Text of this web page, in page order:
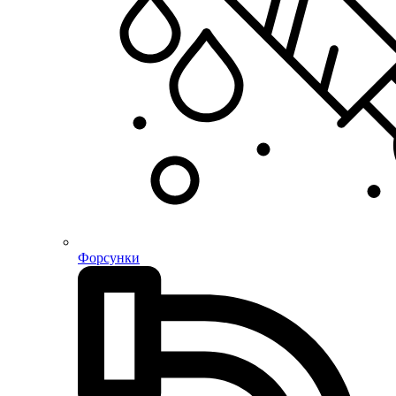
Форсунки